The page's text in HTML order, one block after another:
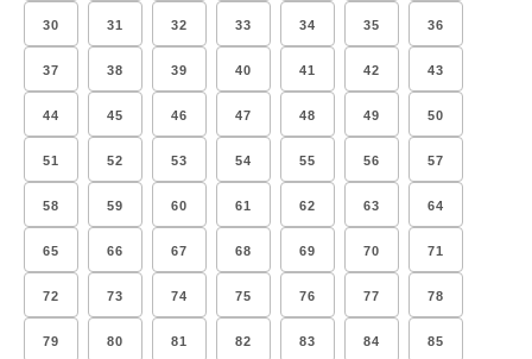
30 31 32 33 34 35 36
37 38 39 40 41 42 43
44 45 46 47 48 49 50
51 52 53 54 55 56 57
58 59 60 61 62 63 64
65 66 67 68 69 70 71
72 73 74 75 76 77 78
79 80 81 82 83 84 85